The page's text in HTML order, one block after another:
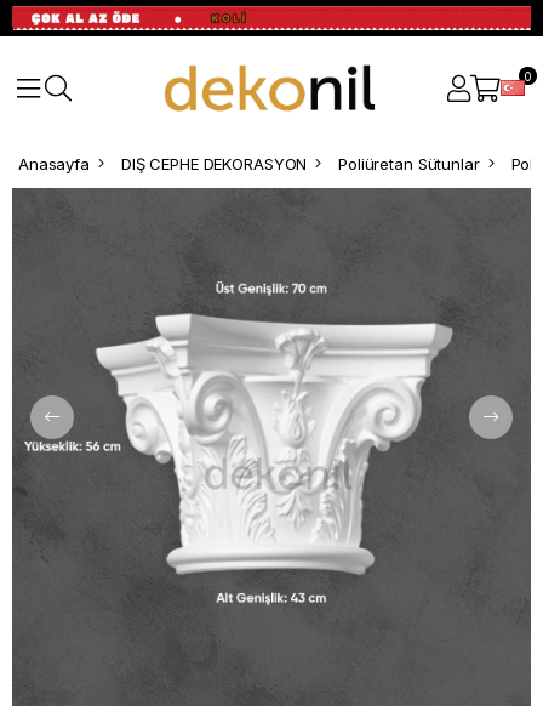
0
Anasayfa DIŞ CEPHE DEKORASYON Poliüretan Sütunlar